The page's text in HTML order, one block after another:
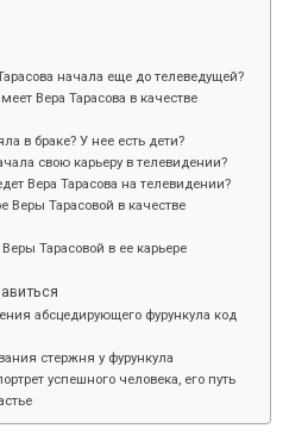
начала еще до телеведущей?
Вера Тарасова в качестве
в браке? У нее есть дети?
свою карьеру в телевидении?
Вера Тарасова на телевидении?
Веры Тарасовой в качестве
Тарасовой в ее карьере
абсцедирующего фурункула код
стержня у фурункула
успешного человека, его путь